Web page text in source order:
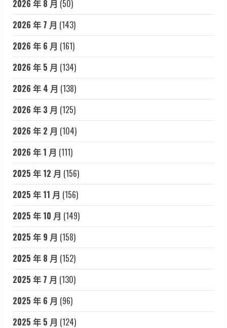
2026 年 8 月 (50)
2026 年 7 月 (143)
2026 年 6 月 (161)
2026 年 5 月 (134)
2026 年 4 月 (138)
2026 年 3 月 (125)
2026 年 2 月 (104)
2026 年 1 月 (111)
2025 年 12 月 (156)
2025 年 11 月 (156)
2025 年 10 月 (149)
2025 年 9 月 (158)
2025 年 8 月 (152)
2025 年 7 月 (130)
2025 年 6 月 (96)
2025 年 5 月 (124)